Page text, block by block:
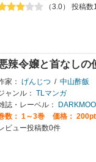
（3.0） 投稿数
辣令嬢と首なしの
家： げんじつ / 中山酢飯
ャンル： TLマンガ
誌・レーベル：
数： 1～3巻
価格： 200pt
ビュー投稿数0件